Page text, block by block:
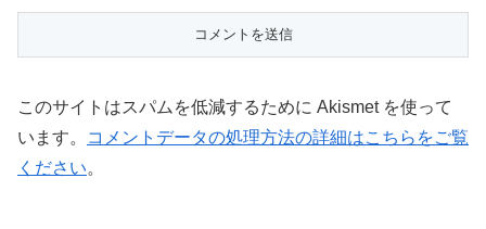
このサイトはスパムを低減するために Akismet を使って
います。
コメントデータの処理方法の詳細はこちらをご覧
ください。